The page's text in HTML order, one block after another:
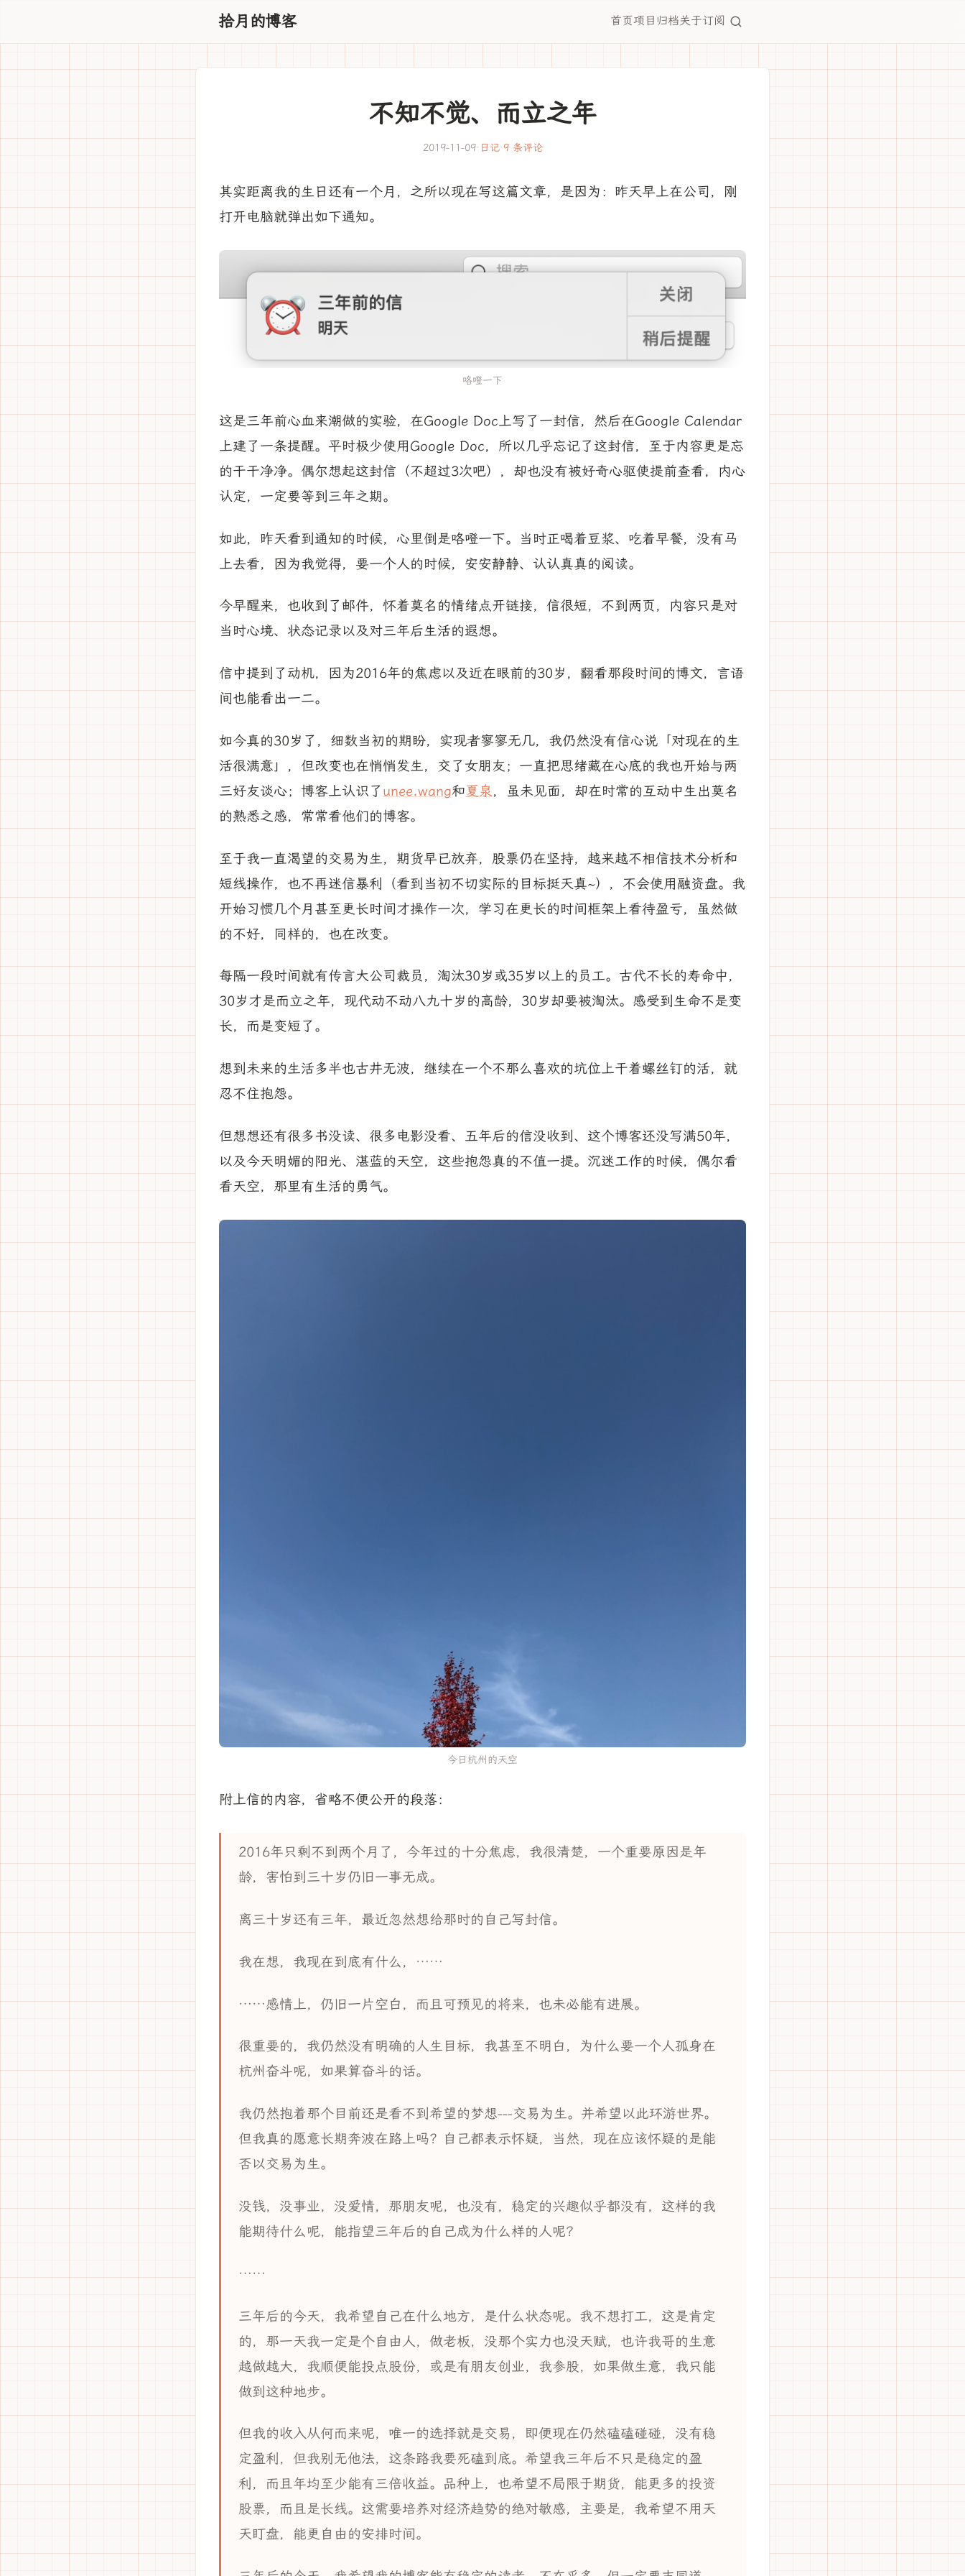
拾月的博客 首页项目 归档关于订阅
不知不觉、而立之年
2019-11-09· 日记·9 条评论
其实距离我的生日还有一个月，之所以现在写这篇文章，是因为：昨天早上在公司，刚
打开电脑就弹出如下通知。
咯噔一下
这是三年前心血来潮做的实验，在Google Doc上写了一封信，然后在Google Calendar
上建了一条提醒。平时极少使用Google Doc，所以几乎忘记了这封信，至于内容更是忘
的干干净净。偶尔想起这封信（不超过3次吧），却也没有被好奇心驱使提前查看，内心
认定，一定要等到三年之期。
如此，昨天看到通知的时候，心里倒是咯噔一下。当时正喝着豆浆、吃着早餐，没有马
上去看，因为我觉得，要一个人的时候，安安静静、认认真真的阅读。
今早醒来，也收到了邮件，怀着莫名的情绪点开链接，信很短，不到两页，内容只是对
当时心境、状态记录以及对三年后生活的遐想。
信中提到了动机，因为2016年的焦虑以及近在眼前的30岁，翻看那段时间的博文，言语
间也能看出一二。
如今真的30岁了，细数当初的期盼，实现者寥寥无几，我仍然没有信心说「对现在的生
活很满意」，但改变也在悄悄发生，交了女朋友；一直把思绪藏在心底的我也开始与两
三好友谈心；博客上认识了 unee.wang和夏泉，虽未见面，却在时常的互动中生出莫名
的熟悉之感，常常看他们的博客。
至于我一直渴望的交易为生，期货早已放弃，股票仍在坚持，越来越不相信技术分析和
短线操作，也不再迷信暴利（看到当初不切实际的目标挺天真~），不会使用融资盘。我
开始习惯几个月甚至更长时间才操作一次，学习在更长的时间框架上看待盈亏，虽然做
的不好，同样的，也在改变。
每隔一段时间就有传言大公司裁员，淘汰30岁或35岁以上的员工。古代不长的寿命中，
30岁才是而立之年，现代动不动八九十岁的高龄，30岁却要被淘汰。感受到生命不是变
长，而是变短了。
想到未来的生活多半也古井无波，继续在一个不那么喜欢的坑位上干着螺丝钉的活，就
忍不住抱怨。
但想想还有很多书没读、很多电影没看、五年后的信没收到、这个博客还没写满50年，
以及今天明媚的阳光、湛蓝的天空，这些抱怨真的不值一提。沉迷工作的时候，偶尔看
看天空，那里有生活的勇气。
今日杭州的天空
附上信的内容，省略不便公开的段落：
2016年只剩不到两个月了，今年过的十分焦虑，我很清楚，一个重要原因是年
龄，害怕到三十岁仍旧一事无成。
离三十岁还有三年，最近忽然想给那时的自己写封信。
我在想，我现在到底有什么，……
……感情上，仍旧一片空白，而且可预见的将来，也未必能有进展。
很重要的，我仍然没有明确的人生目标，我甚至不明白，为什么要一个人孤身在
杭州奋斗呢，如果算奋斗的话。
我仍然抱着那个目前还是看不到希望的梦想---交易为生。并希望以此环游世界。
但我真的愿意长期奔波在路上吗？自己都表示怀疑，当然，现在应该怀疑的是能
否以交易为生。
没钱，没事业，没爱情，那朋友呢，也没有，稳定的兴趣似乎都没有，这样的我
能期待什么呢，能指望三年后的自己成为什么样的人呢？
……
三年后的今天，我希望自己在什么地方，是什么状态呢。我不想打工，这是肯定
的，那一天我一定是个自由人，做老板，没那个实力也没天赋，也许我哥的生意
越做越大，我顺便能投点股份，或是有朋友创业，我参股，如果做生意，我只能
做到这种地步。
但我的收入从何而来呢，唯一的选择就是交易，即便现在仍然磕磕碰碰，没有稳
定盈利，但我别无他法，这条路我要死磕到底。希望我三年后不只是稳定的盈
利，而且年均至少能有三倍收益。品种上，也希望不局限于期货，能更多的投资
股票，而且是长线。这需要培养对经济趋势的绝对敏感，主要是，我希望不用天
天盯盘，能更自由的安排时间。